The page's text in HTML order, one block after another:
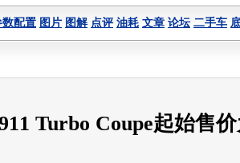
数配置 图片 图解 点评 油耗 文章 论坛 二手车
Turbo Coupe起始售